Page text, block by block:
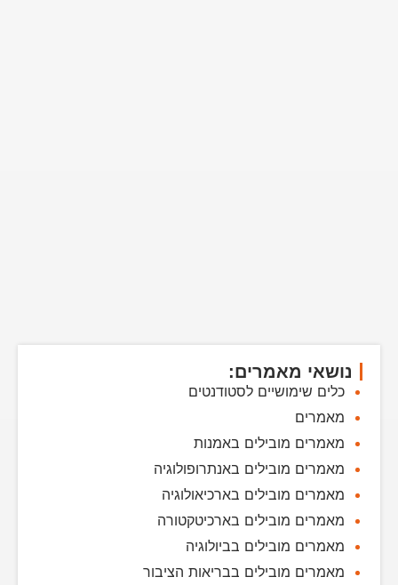
נושאי מאמרים:
כלים שימושיים לסטודנטים
מאמרים
מאמרים מובילים באמנות
מאמרים מובילים באנתרופולוגיה
מאמרים מובילים בארכיאולוגיה
מאמרים מובילים בארכיטקטורה
מאמרים מובילים בביולוגיה
מאמרים מובילים בבריאות הציבור